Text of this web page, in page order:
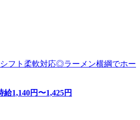
フト柔軟対応◎ラーメン横綱でホー
給1,140円〜1,425円